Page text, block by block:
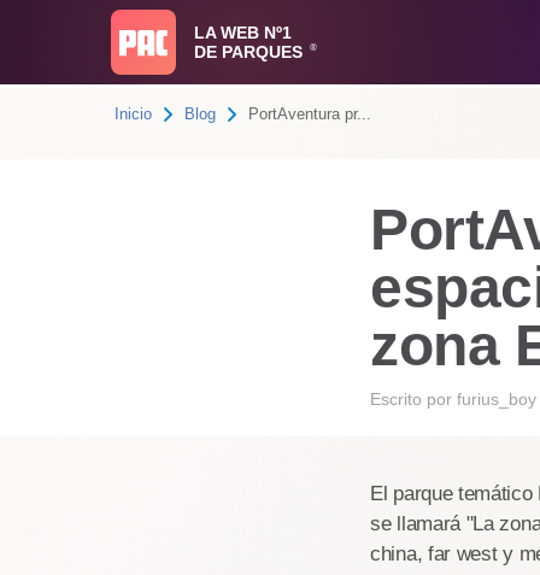
LA WEB Nº1
DE PARQUES
®
Inicio Blog PortAventura pr...
zona
Escrito por furius_boy
El parque temático
se llamará "La
china, far west y